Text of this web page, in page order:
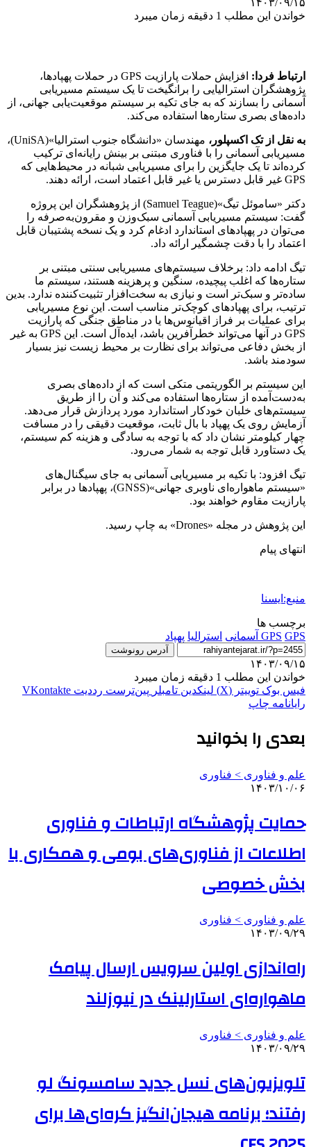
خواندن این مطلب 1 دقیقه زمان میبرد
ارتباط فردا:
افزایش حملات پارازیت GPS در حملات پهپادها،
پژوهشگران استرالیایی را برانگیخت تا یک سیستم مسیریابی
آسمانی را بسازند که به جای تکیه بر سیستم موقعیت‌یابی جهانی، از
داده‌های بصری ستاره‌ها استفاده می‌کند.
به نقل از تک اکسپلور،
مهندسان «دانشگاه جنوب استرالیا»(UniSA)،
مسیریابی آسمانی را با فناوری مبتنی بر بینش رایانه‌ای ترکیب
کرده‌اند تا یک جایگزین را برای مسیریابی شبانه در محیط‌هایی که
GPS غیر قابل دسترس یا غیر قابل اعتماد است، ارائه دهند.
دکتر «ساموئل تیگ»(Samuel Teague) از پژوهشگران این پروژه
گفت: سیستم مسیریابی آسمانی سبک‌وزن و مقرون‌به‌صرفه را
می‌توان در پهپادهای استاندارد ادغام کرد و یک نسخه پشتیبان قابل
اعتماد را با دقت چشمگیر ارائه داد.
تیگ ادامه داد: برخلاف سیستم‌های مسیریابی سنتی مبتنی بر
ستاره‌ها که اغلب پیچیده، سنگین و پرهزینه هستند، سیستم ما
ساده‌تر و سبک‌تر است و نیازی به سخت‌افزار تثبیت‌کننده ندارد. بدین
ترتیب، برای پهپادهای کوچک‌تر مناسب است. این نوع مسیریابی
برای عملیات بر فراز اقیانوس‌ها یا در مناطق جنگی که پارازیت
GPS در آنها می‌تواند خطرآفرین باشد، ایده‌آل است. این GPS به غیر
از بخش دفاعی می‌تواند برای نظارت بر محیط زیست نیز بسیار
سودمند باشد.
این سیستم بر الگوریتمی متکی است که از داده‌های بصری
به‌دست‌آمده از ستاره‌ها استفاده می‌کند و آن را از طریق
سیستم‌های خلبان خودکار استاندارد مورد پردازش قرار می‌دهد.
آزمایش روی یک پهپاد با بال ثابت، موقعیت دقیقی را در مسافت
چهار کیلومتر نشان داد که با توجه به سادگی و هزینه کم سیستم،
یک دستاورد قابل توجه به شمار می‌رود.
تیگ افزود: با تکیه بر مسیریابی آسمانی به جای سیگنال‌های
«سیستم ماهواره‌ای ناوبری جهانی»(GNSS)، پهپادها در برابر
پارازیت مقاوم خواهند بود.
این پژوهش در مجله «Drones» به چاپ رسید.
انتهای پیام
منبع:ایسنا
برچسب ها
GPS GPS آسمانی استراليا پهپاد
آدرس رونوشت
۱۴۰۳/۰۹/۱۵
خواندن این مطلب 1 دقیقه زمان میبرد
فیس بوک توییتر (X) لینکدین ‫تامبلر ‫پین‌ترست ‫رددیت ‫VKontakte
رایانامه چاپ
بعدی را بخوانید
علم و فناوری‌ > فناوری
۱۴۰۳/۱۰/۰۶
حمایت پژوهشگاه ارتباطات و فناوری
اطلاعات از فناوری‌های بومی و همکاری با
بخش خصوصی
علم و فناوری‌ > فناوری
۱۴۰۳/۰۹/۲۹
راه‌اندازی اولین سرویس ارسال پیامک
ماهواره‌ای استارلینک در نیوزلند
علم و فناوری‌ > فناوری
۱۴۰۳/۰۹/۲۹
تلویزیون‌های نسل جدید سامسونگ لو
رفتند؛ برنامه هیجان‌انگیز کره‌ای‌ها برای